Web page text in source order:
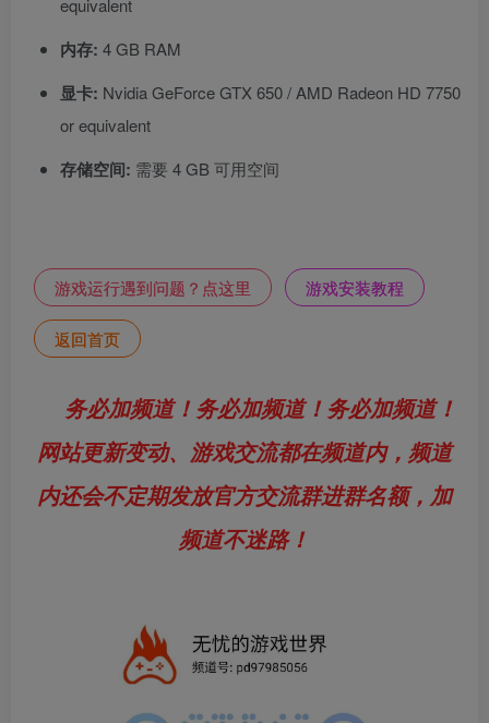
equivalent
内存: 4 GB RAM
显卡: Nvidia GeForce GTX 650 / AMD Radeon HD 7750
or equivalent
存储空间: 需要 4 GB 可用空间
游戏运行遇到问题？点这里 游戏安装教程
返回首页
务必加频道！务必加频道！务必加频道！
网站更新变动、游戏交流都在频道内，频道
内还会不定期发放官方交流群进群名额，加
频道不迷路！